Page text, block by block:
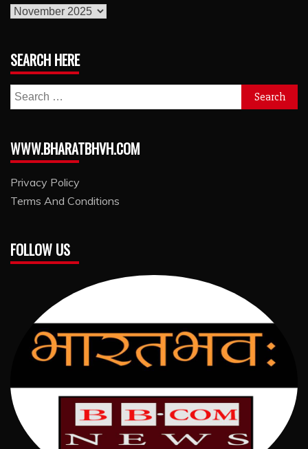
archives
SEARCH HERE
Search
for:
WWW.BHARATBHVH.COM
Privacy Policy
Terms And Conditions
FOLLOW US